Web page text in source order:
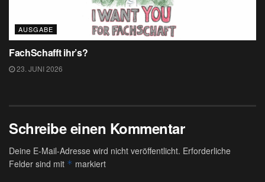
AUSGABE
FachSchafft ihr’s?
23. JUNI 2026
Schreibe einen Kommentar
Deine E-Mail-Adresse wird nicht veröffentlicht. Erforderliche
Felder sind mit * markiert